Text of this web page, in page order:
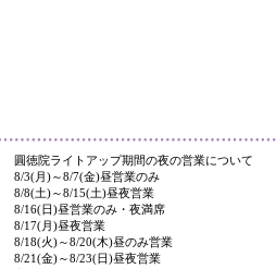
圓徳院ライトアップ期間の夜の営業について
8/3(月)～8/7(金)昼営業のみ
8/8(土)～8/15(土)昼夜営業
8/16(日)昼営業のみ・夜満席
8/17(月)昼夜営業
8/18(火)～8/20(木)昼のみ営業
8/21(金)～8/23(日)昼夜営業